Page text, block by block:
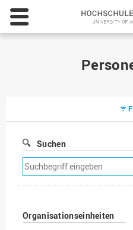
Suchen
Suchfilter
entfernen
Organisationseinheiten